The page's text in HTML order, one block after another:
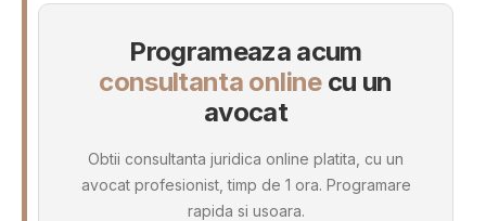
Programeaza acum
consultanta onlinecu un
avocat
Obtii consultanta juridica online platita, cu un
avocat profesionist, timp de 1 ora. Programare
rapida si usoara.